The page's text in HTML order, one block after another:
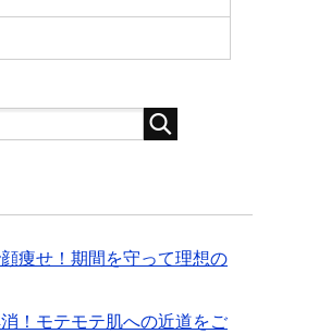
痩せ！期間を守って理想の
！モテモテ肌への近道をご